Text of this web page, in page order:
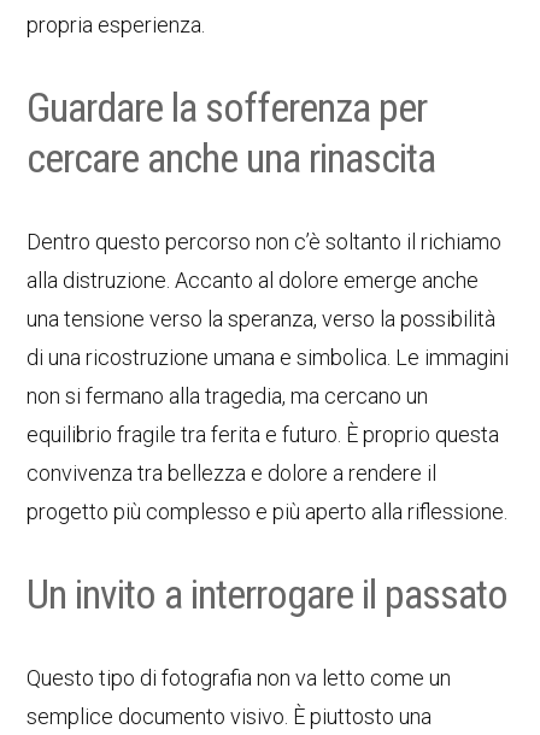
propria esperienza.
Guardare la sofferenza per
cercare anche una rinascita
Dentro questo percorso non c’è soltanto il richiamo
alla distruzione. Accanto al dolore emerge anche
una tensione verso la speranza, verso la possibilità
di una ricostruzione umana e simbolica. Le immagini
non si fermano alla tragedia, ma cercano un
equilibrio fragile tra ferita e futuro. È proprio questa
convivenza tra bellezza e dolore a rendere il
progetto più complesso e più aperto alla riflessione.
Un invito a interrogare il passato
Questo tipo di fotografia non va letto come un
semplice documento visivo. È piuttosto una